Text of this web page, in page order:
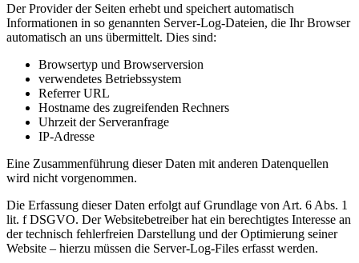
Der Provider der Seiten erhebt und speichert automatisch
Informationen in so genannten Server-Log-Dateien, die Ihr Browser
automatisch an uns übermittelt. Dies sind:
Browsertyp und Browserversion
verwendetes Betriebssystem
Referrer URL
Hostname des zugreifenden Rechners
Uhrzeit der Serveranfrage
IP-Adresse
Eine Zusammenführung dieser Daten mit anderen Datenquellen
wird nicht vorgenommen.
Die Erfassung dieser Daten erfolgt auf Grundlage von Art. 6 Abs. 1
lit. f DSGVO. Der Websitebetreiber hat ein berechtigtes Interesse an
der technisch fehlerfreien Darstellung und der Optimierung seiner
Website – hierzu müssen die Server-Log-Files erfasst werden.